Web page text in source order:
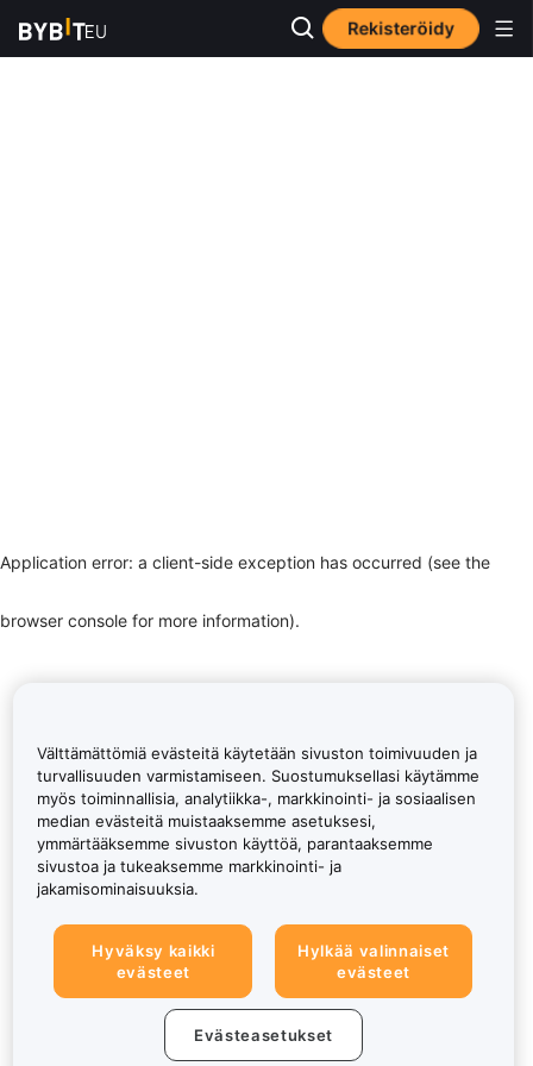
Rekisteröidy
Application error: a client-side exception has occurred (see the
browser console for more information).
Välttämättömiä evästeitä käytetään sivuston toimivuuden ja
turvallisuuden varmistamiseen. Suostumuksellasi käytämme
myös toiminnallisia, analytiikka-, markkinointi- ja sosiaalisen
median evästeitä muistaaksemme asetuksesi,
ymmärtääksemme sivuston käyttöä, parantaaksemme
sivustoa ja tukeaksemme markkinointi- ja
jakamisominaisuuksia.
Hyväksy kaikki
evästeet
Hylkää valinnaiset
evästeet
Evästeasetukset